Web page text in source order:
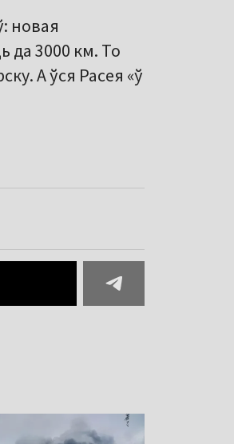
новая
да 3000 км. То
А ўся Расея «ў